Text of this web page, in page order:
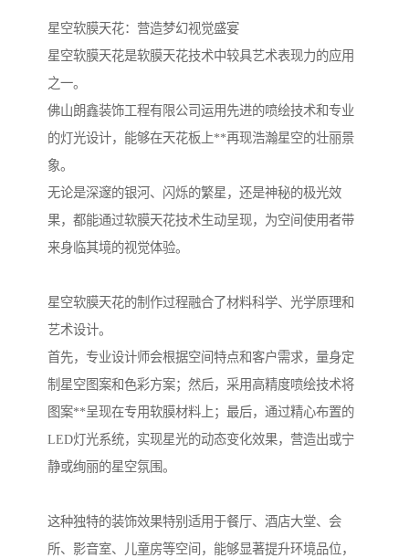
星空软膜天花：营造梦幻视觉盛宴
星空软膜天花是软膜天花技术中较具艺术表现力的应用
之一。
佛山朗鑫装饰工程有限公司运用先进的喷绘技术和专业
的灯光设计，能够在天花板上**再现浩瀚星空的壮丽景
象。
无论是深邃的银河、闪烁的繁星，还是神秘的极光效
果，都能通过软膜天花技术生动呈现，为空间使用者带
来身临其境的视觉体验。
星空软膜天花的制作过程融合了材料科学、光学原理和
艺术设计。
首先，专业设计师会根据空间特点和客户需求，量身定
制星空图案和色彩方案；然后，采用高精度喷绘技术将
图案**呈现在专用软膜材料上；最后，通过精心布置的
LED灯光系统，实现星光的动态变化效果，营造出或宁
静或绚丽的星空氛围。
这种独特的装饰效果特别适用于餐厅、酒店大堂、会
所、影音室、儿童房等空间，能够显著提升环境品位，